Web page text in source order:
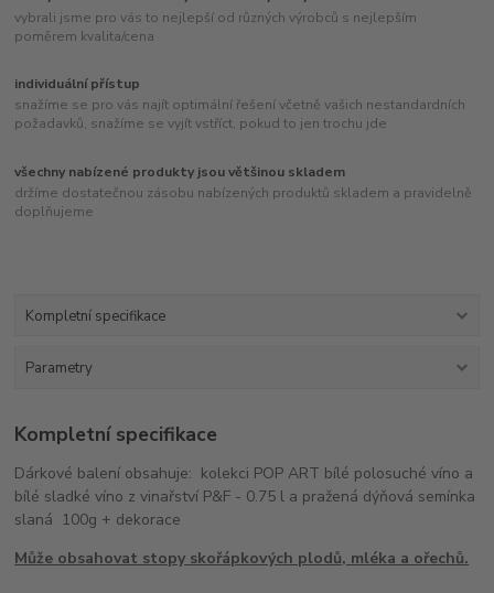
vybrali jsme pro vás to nejlepší od různých výrobců s nejlepším
poměrem kvalita/cena
individuální přístup
snažíme se pro vás najít optimální řešení včetně vašich nestandardních
požadavků, snažíme se vyjít vstříct, pokud to jen trochu jde
všechny nabízené produkty jsou většinou skladem
držíme dostatečnou zásobu nabízených produktů skladem a pravidelně
doplňujeme
Kompletní specifikace
Parametry
Kompletní specifikace
Dárkové balení obsahuje: kolekci POP ART bílé polosuché víno a
bílé sladké víno z vinařství P&F - 0.75 l a pražená dýňová semínka
slaná 100g + dekorace
Může obsahovat stopy skořápkových plodů, mléka a ořechů.